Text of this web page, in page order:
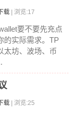
载 | 浏览:17
要不要先充点
的实际需求。TP
太坊、波场、币
载 | 浏览:25